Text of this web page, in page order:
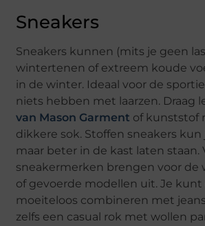
Sneakers
Sneakers kunnen (mits je geen
wintertenen of extreem koude
in de winter. Ideaal voor de
niets hebben met laarzen. Draag
van Mason Garment of kunststof
dikkere sok. Stoffen sneakers
maar beter in de kast laten staan.
sneakermerken brengen voor de
of gevoerde modellen uit. Je kunt
moeiteloos combineren met
zelfs een casual rok met wollen